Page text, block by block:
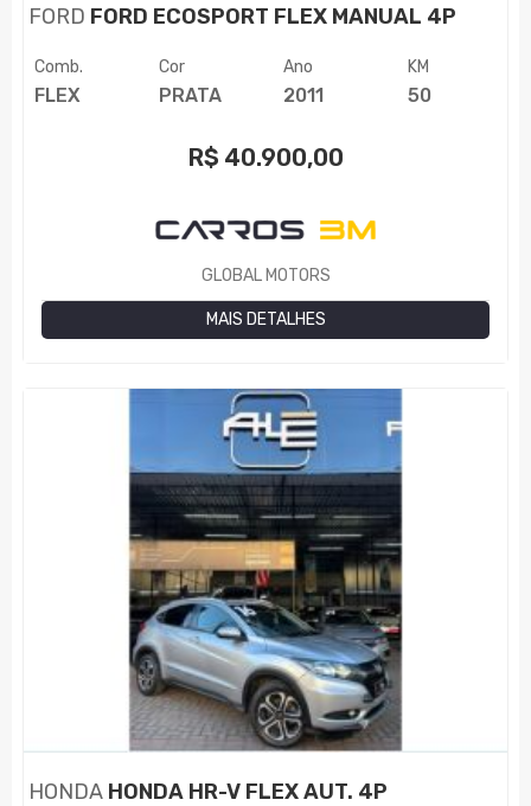
FORD FORD ECOSPORT FLEX MANUAL 4P
Comb.
FLEX
Cor
PRATA
Ano
2011
KM
50
R$ 40.900,00
GLOBAL MOTORS
MAIS DETALHES
HONDA HONDA HR-V FLEX AUT. 4P